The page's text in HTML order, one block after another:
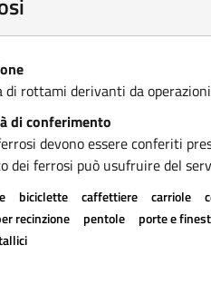
rottami derivanti da
di conferimento
devono essere conferiti
dei ferrosi può usufruire del
biciclette caffettiere carriole
recinzione
pentole porte e